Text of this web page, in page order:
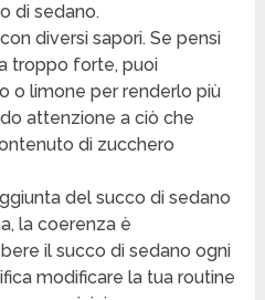
di sedano.
diversi sapori. Se pensi
troppo forte, puoi
o limone per renderlo più
attenzione a ciò che
di zucchero
del succo di sedano
la coerenza è
il succo di sedano ogni
modificare la tua routine